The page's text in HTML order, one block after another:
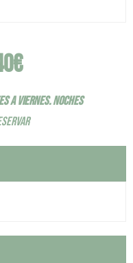
A VIERNES.NOCHES